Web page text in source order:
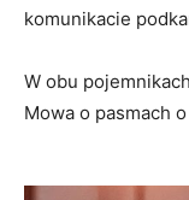
komunikacie
W obu
Mowa o pasmach